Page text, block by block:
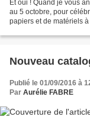
Et oui ! Quand je vous
au 5 octobre, pour
papiers et de matériels
Nouveau
Publié le 01/09/2016 à
Par Aurélie FABRE